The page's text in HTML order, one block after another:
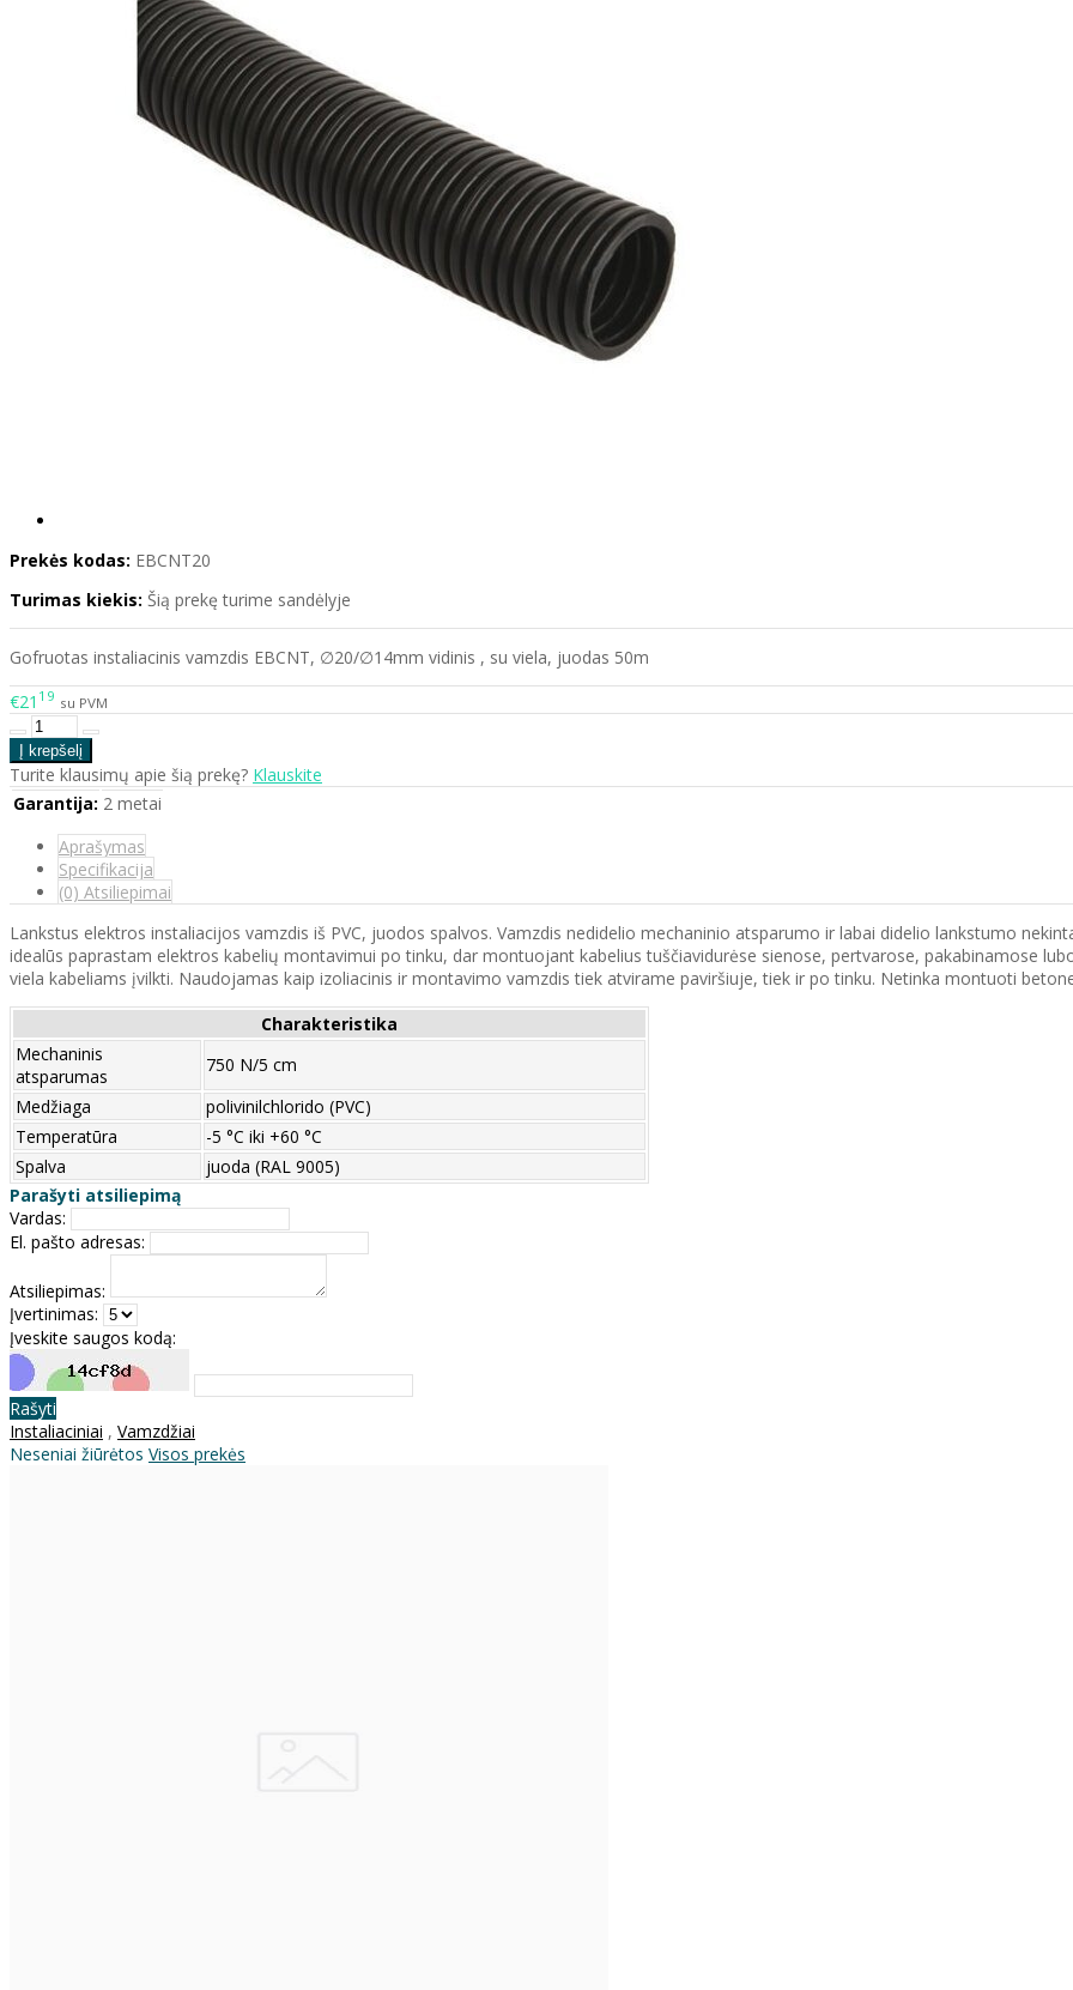
Prekės kodas: EBCNT20
Turimas kiekis: Šią prekę turime sandėlyje
Gofruotas instaliacinis vamzdis EBCNT, ∅20/∅14mm vidinis , su viela, juodas 50m
€21 19 su PVM
Turite klausimų apie šią prekę? Klauskite
Garantija: 2 metai
Aprašymas
Specifikacija
(0) Atsiliepimai
Lankstus elektros instaliacijos vamzdis iš PVC, juodos spalvos. Vamzdis nedidelio mechaninio atsparumo ir labai didelio lankstumo
idealūs paprastam elektros kabelių montavimui po tinku, dar montuojant kabelius tuščiavidurėse sienose, pertvarose, pakabinamose
viela kabeliams įvilkti. Naudojamas kaip izoliacinis ir montavimo vamzdis tiek atvirame paviršiuje, tiek ir po tinku. Netinka montuoti
Charakteristika
Mechaninis
atsparumas
750 N/5 cm
Medžiaga
polivinilchlorido (PVC)
Temperatūra
-5 °C iki +60 °C
Spalva
juoda (RAL 9005)
Parašyti atsiliepimą
Vardas:
El. pašto adresas:
Atsiliepimas:
Įvertinimas:
Įveskite saugos kodą:
Rašyti
Instaliaciniai , Vamzdžiai
Neseniai žiūrėtos Visos prekės